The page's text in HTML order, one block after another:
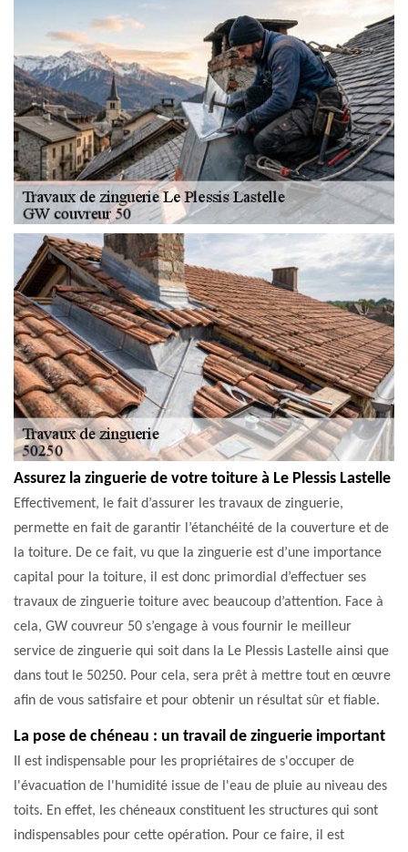
Assurez la zinguerie de votre toiture à Le Plessis Lastelle
Effectivement, le fait d’assurer les travaux de zinguerie,
permette en fait de garantir l’étanchéité de la couverture et de
la toiture. De ce fait, vu que la zinguerie est d’une importance
capital pour la toiture, il est donc primordial d’effectuer ses
travaux de zinguerie toiture avec beaucoup d’attention. Face à
cela, GW couvreur 50 s’engage à vous fournir le meilleur
service de zinguerie qui soit dans la Le Plessis Lastelle ainsi que
dans tout le 50250. Pour cela, sera prêt à mettre tout en œuvre
afin de vous satisfaire et pour obtenir un résultat sûr et fiable.
La pose de chéneau : un travail de zinguerie important
Il est indispensable pour les propriétaires de s'occuper de
l'évacuation de l'humidité issue de l'eau de pluie au niveau des
toits. En effet, les chéneaux constituent les structures qui sont
indispensables pour cette opération. Pour ce faire, il est